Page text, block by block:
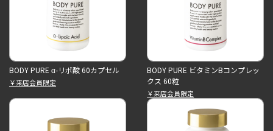
BODY PURE α-リポ酸 60カプセル
￥来店会員限定
BODY PURE ビタミンBコンプレッ
クス 60粒
￥来店会員限定